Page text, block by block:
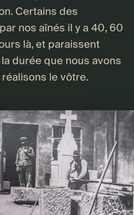
Certains des
nos aînés il y a 40, 60
là, et paraissent
durée que nous avons
le vôtre.